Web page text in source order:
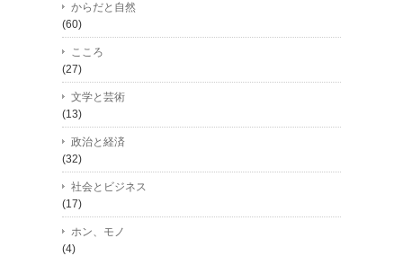
からだと自然
(60)
こころ
(27)
文学と芸術
(13)
政治と経済
(32)
社会とビジネス
(17)
ホン、モノ
(4)